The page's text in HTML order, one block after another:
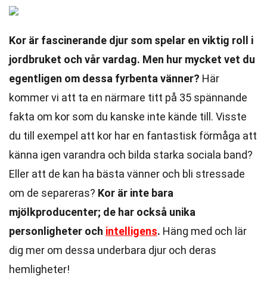
Kor är fascinerande djur som spelar en viktig roll i
jordbruket och vår vardag. Men hur mycket vet du
egentligen om dessa fyrbenta vänner? Här
kommer vi att ta en närmare titt på 35 spännande
fakta om kor som du kanske inte kände till. Visste
du till exempel att kor har en fantastisk förmåga att
känna igen varandra och bilda starka sociala band?
Eller att de kan ha bästa vänner och bli stressade
om de separeras? Kor är inte bara
mjölkproducenter; de har också unika
personligheter och intelligens. Häng med och lär
dig mer om dessa underbara djur och deras
hemligheter!